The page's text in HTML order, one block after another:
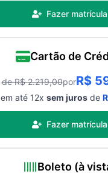
Fazer matrícula
Cartão de
de R$2.219,00porR$
em até 12x sem juros de
Fazer matrícula
Boleto (à